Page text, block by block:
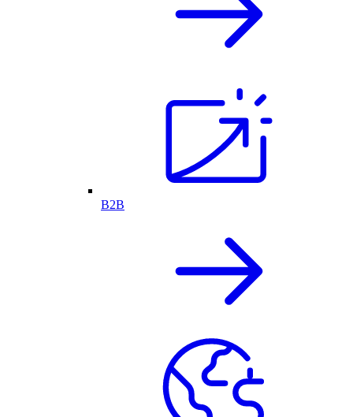
B2B